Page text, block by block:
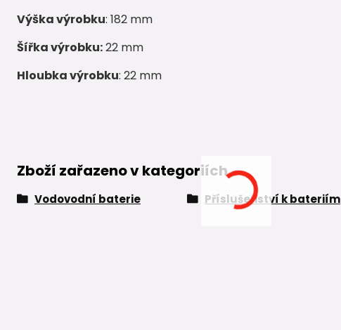
Výška výrobku: 182 mm
Šířka výrobku:22 mm
Hloubka výrobku: 22 mm
Zboží zařazeno v kategoriích
Vodovodní baterie Příslušenství k bateriím